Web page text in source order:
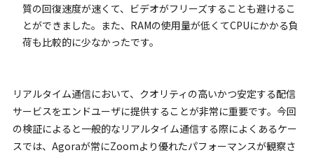
質の回復速度が速くて、ビデオがフリーズすることも避けるこ
とができました。また、RAMの使用量が低くてCPUにかかる負
荷も比較的に少なかったです。
リアルタイム通信において、クオリティの高いかつ安定する配信
サービスをエンドユーザに提供することが非常に重要です。今回
の検証によると一般的なリアルタイム通信する際によくあるケー
スでは、Agoraが常にZoomより優れたパフォーマンスが観察さ